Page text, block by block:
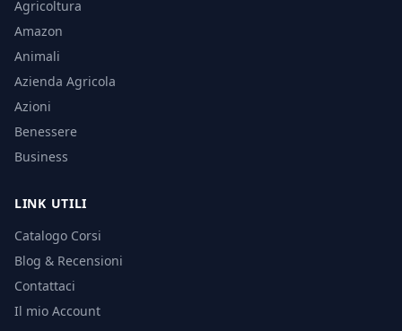
Agricoltura
Amazon
Animali
Azienda Agricola
Azioni
Benessere
Business
LINK UTILI
Catalogo Corsi
Blog & Recensioni
Contattaci
Il mio Account